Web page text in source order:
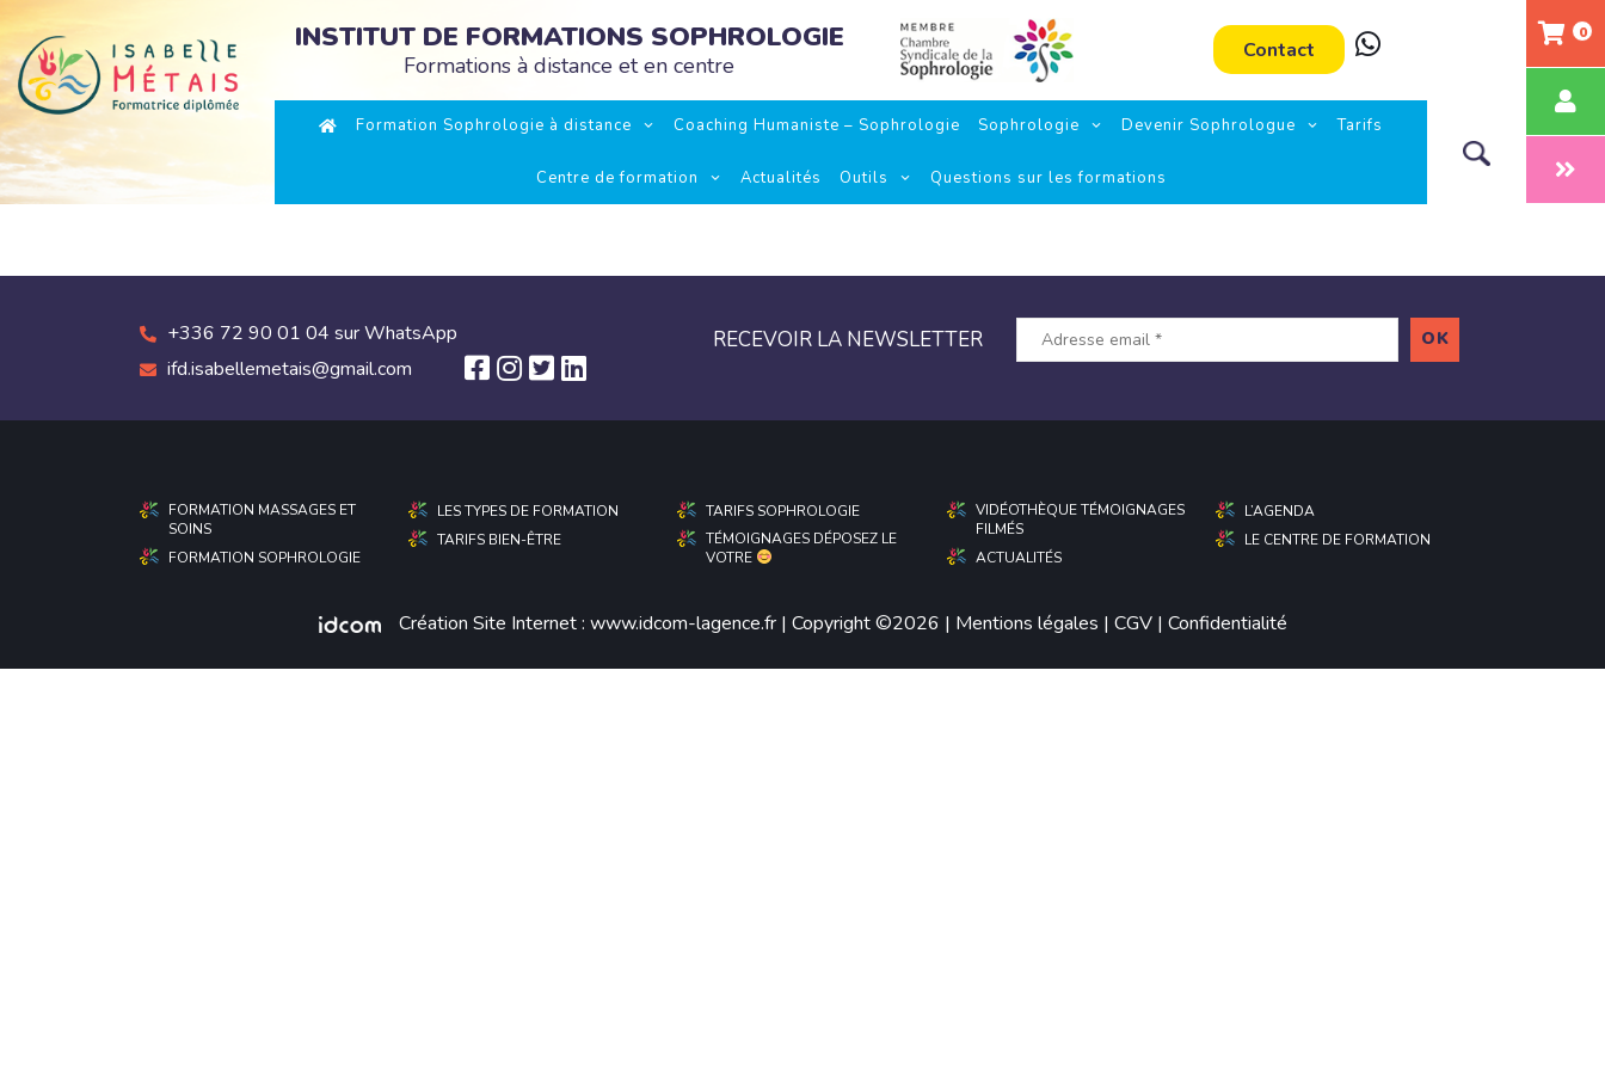
INSTITUT DE FORMATIONS SOPHROLOGIE
Formations à distance et en centre
Contact
Formation Sophrologie à distance Coaching Humaniste – Sophrologie Sophrologie Devenir Sophrologue Tarifs
Centre de formation Actualités Outils Questions sur les formations
0
+336 72 90 01 04 sur WhatsApp
ifd.isabellemetais@gmail.com
RECEVOIR LA NEWSLETTER
FORMATION MASSAGES ET
SOINS
FORMATION SOPHROLOGIE
LES TYPES DE FORMATION
TARIFS BIEN-ÊTRE
TARIFS SOPHROLOGIE
TÉMOIGNAGES DÉPOSEZ LE
VOTRE
VIDÉOTHÈQUE TÉMOIGNAGES
FILMÉS
ACTUALITÉS
L’AGENDA
LE CENTRE DE FORMATION
Création Site Internet : www.idcom-lagence.fr| Copyright ©2026 | Mentions légales | CGV| Confidentialité